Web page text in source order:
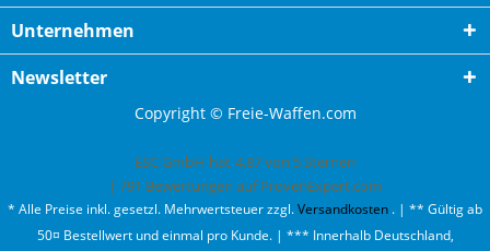
Unternehmen
Newsletter
Copyright © Freie-Waffen.com
ESC GmbH hat 4,87von 5Sternen
| 791 Bewertungen auf ProvenExpert.com
* Alle Preise inkl. gesetzl. Mehrwertsteuer zzgl.Versandkosten . | ** Gültig ab
50¤ Bestellwert und einmal pro Kunde. | *** Innerhalb Deutschland,